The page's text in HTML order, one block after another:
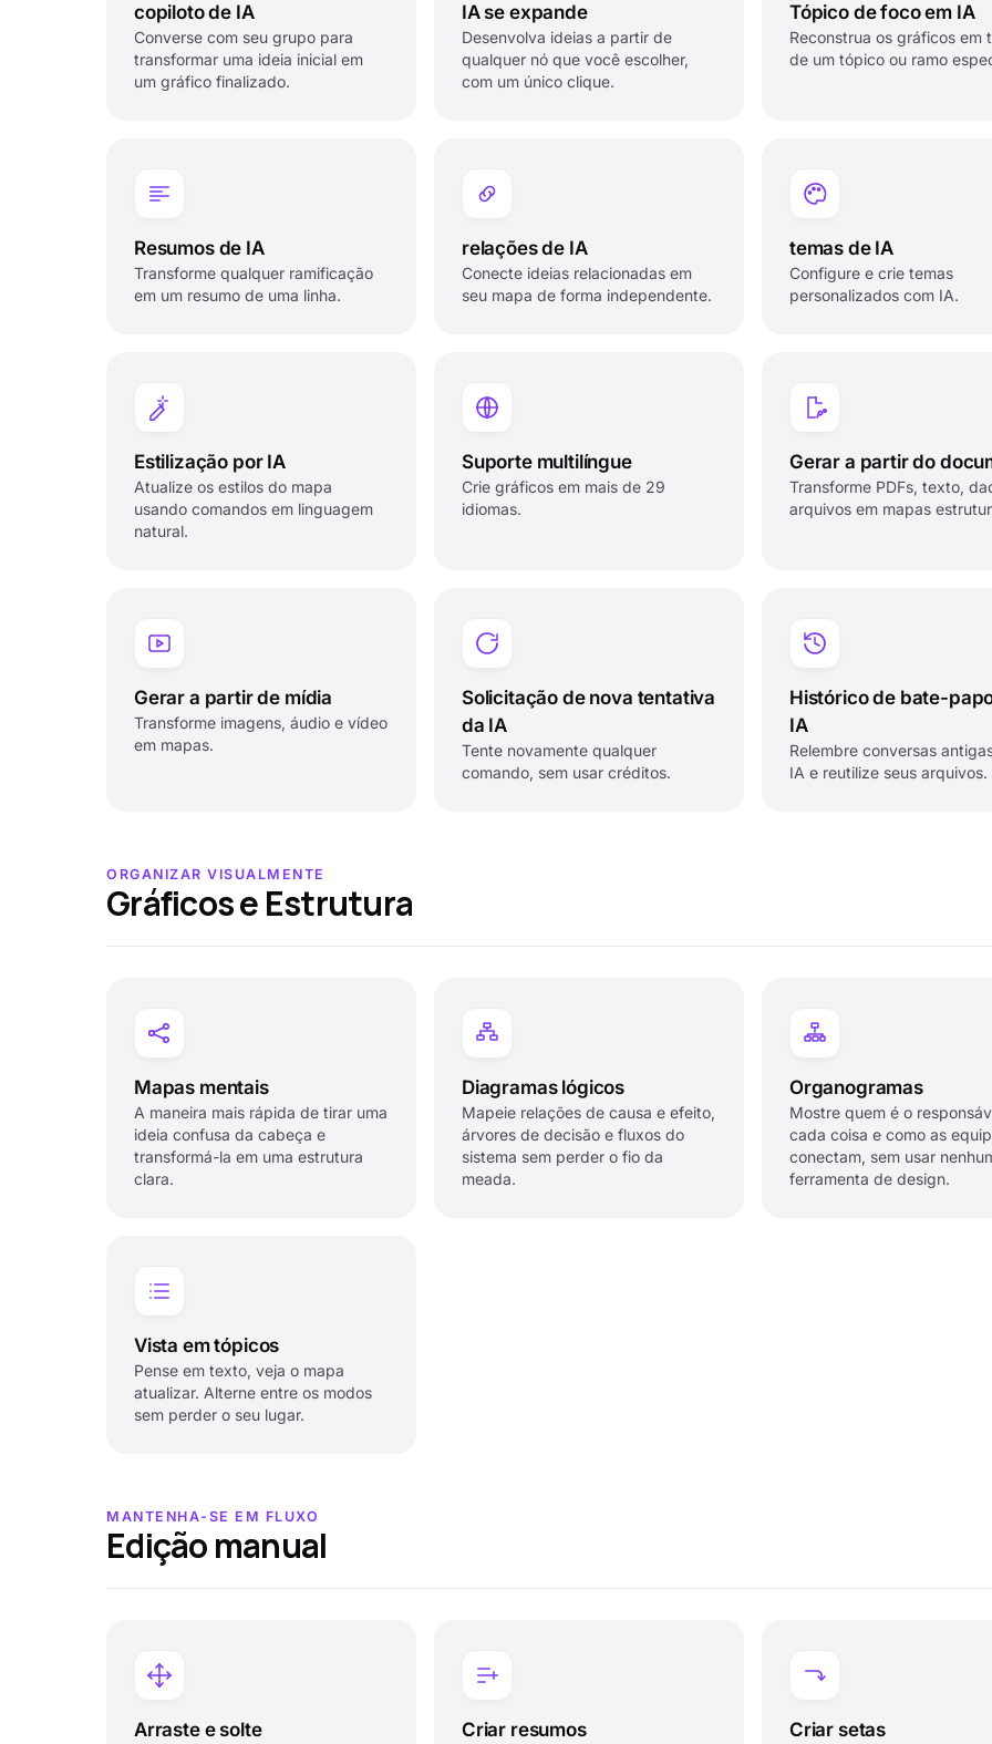
copiloto de IA
Converse com seu grupo para
transformar uma ideia inicial em
um gráfico finalizado.
IA se expande
Desenvolva ideias a partir de
qualquer nó que você escolher,
com um único clique.
Tópico de foco em IA
Reconstrua os gráficos em
de um tópico ou ramo
Resumos de IA
Transforme qualquer ramificação
em um resumo de uma linha.
relações de IA
Conecte ideias relacionadas em
seu mapa de forma independente.
temas de IA
Configure e crie temas
personalizados com IA.
Estilização por IA
Atualize os estilos do mapa
usando comandos em linguagem
natural.
Suporte multilíngue
Crie gráficos em mais de 29
idiomas.
Gerar a partir do
Transforme PDFs, texto,
arquivos em mapas
Gerar a partir de mídia
Transforme imagens, áudio e vídeo
em mapas.
Solicitação de nova tentativa
da IA
Tente novamente qualquer
comando, sem usar créditos.
Histórico de bate-
IA
Relembre conversas
IA e reutilize seus arquivos.
ORGANIZAR VISUALMENTE
Gráficos e Estrutura
Mapas mentais
A maneira mais rápida de tirar uma
ideia confusa da cabeça e
transformá-la em uma estrutura
clara.
Diagramas lógicos
Mapeie relações de causa e efeito,
árvores de decisão e fluxos do
sistema sem perder o fio da
meada.
Organogramas
Mostre quem é o
cada coisa e como as
conectam, sem usar
ferramenta de design.
Vista em tópicos
Pense em texto, veja o mapa
atualizar. Alterne entre os modos
sem perder o seu lugar.
MANTENHA-SE EM FLUXO
Edição manual
Arraste e solte Criar resumos Criar setas